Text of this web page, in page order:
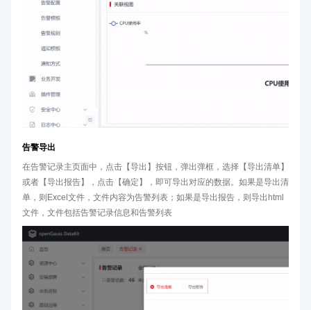
告警导出
在告警记录主页面中，点击【导出】按钮，弹出弹框，选择【导出清单】
或者【导出报告】，点击【确定】，即可导出对应的数据。如果是导出清
单，则Excel文件，文件内容为告警列表；如果是导出报告，则导出html
文件，文件包括告警记录信息和告警列表